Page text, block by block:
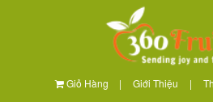
Giỏ Hàng | Giới Thiệu |